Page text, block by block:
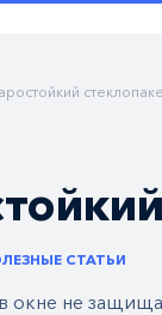
СТАТЬИ
окне не